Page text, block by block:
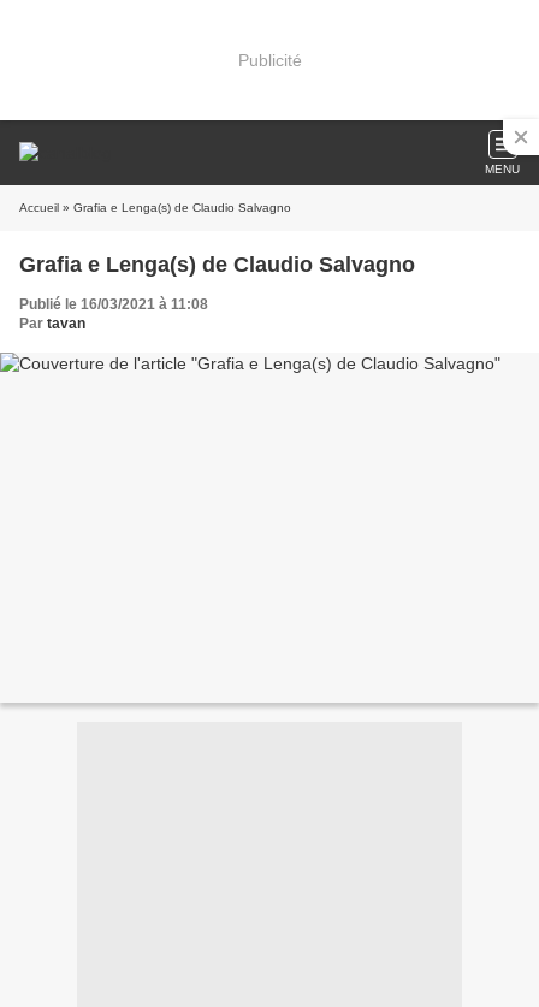
Publicité
MENU
Accueil » Grafia e Lenga(s) de Claudio Salvagno
Grafia e Lenga(s) de Claudio Salvagno
Publié le 16/03/2021 à 11:08
Par tavan